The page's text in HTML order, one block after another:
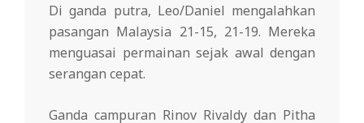
Di ganda putra, Leo/Daniel mengalahkan
pasangan Malaysia 21-15, 21-19. Mereka
menguasai permainan sejak awal dengan
serangan cepat.
Ganda campuran Rinov Rivaldy dan Pitha